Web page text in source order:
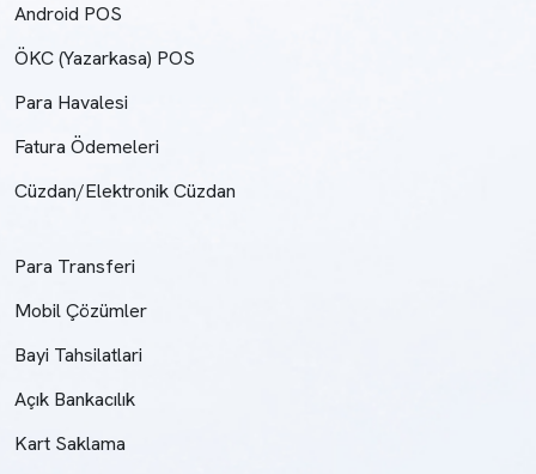
Android POS
ÖKC (Yazarkasa) POS
Para Havalesi
Fatura Ödemeleri
Cüzdan/Elektronik Cüzdan
Para Transferi
Mobil Çözümler
Bayi Tahsilatlari
Açık Bankacılık
Kart Saklama